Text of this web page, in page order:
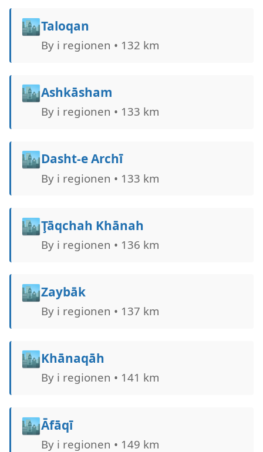
🏙️Taloqan
By i regionen • 132 km
🏙️Ashkāsham
By i regionen • 133 km
🏙️Dasht-e Archī
By i regionen • 133 km
🏙️Ţāqchah Khānah
By i regionen • 136 km
🏙️Zaybāk
By i regionen • 137 km
🏙️Khānaqāh
By i regionen • 141 km
🏙️Āfāqī
By i regionen • 149 km